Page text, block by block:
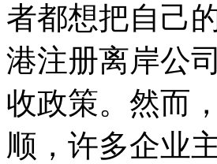
者都想把自己
港注册离岸公
收政策。然而
顺，许多企业